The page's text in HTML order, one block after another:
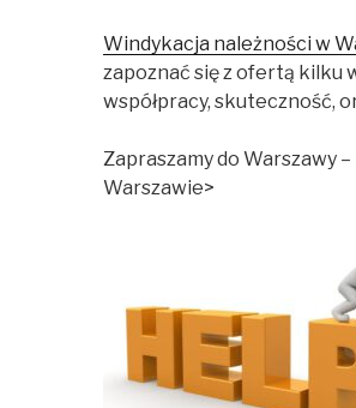
Windykacja należności w
zapoznać się z ofertą kilku
współpracy, skuteczność,
Zapraszamy do Warszawy
Warszawie>